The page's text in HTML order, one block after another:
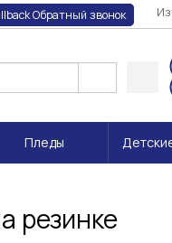
Обратный звонок
Пледы
резинке